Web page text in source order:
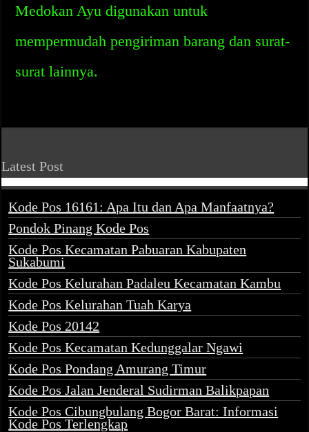
Medokan Ayu digunakan untuk
mempermudah pengiriman barang dan surat-
surat lainnya.
Latest Post
Kode Pos 16161: Apa Itu dan Apa Manfaatnya?
Pondok Pinang Kode Pos
Kode Pos Kecamatan Pabuaran Kabupaten
Sukabumi
Kode Pos Kelurahan Padaleu Kecamatan Kambu
Kode Pos Kelurahan Tuah Karya
Kode Pos 20142
Kode Pos Kecamatan Kedunggalar Ngawi
Kode Pos Pondang Amurang Timur
Kode Pos Jalan Jenderal Sudirman Balikpapan
Kode Pos Cibungbulang Bogor Barat: Informasi
Kode Pos Terlengkap